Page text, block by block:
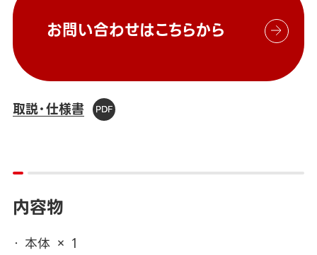
お問い合わせはこちらから
取説・仕様書
内容物
本体 × 1